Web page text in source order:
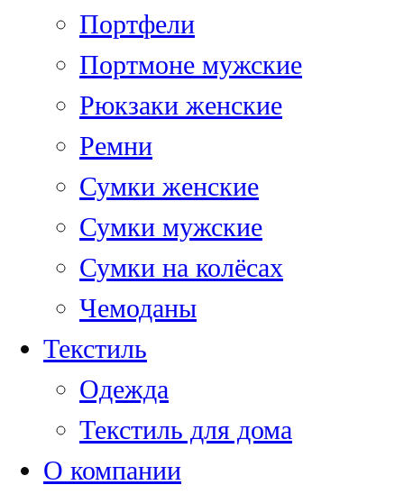
Портфели
Портмоне мужские
Рюкзаки женские
Ремни
Сумки женские
Сумки мужские
Сумки на колёсах
Чемоданы
Текстиль
Одежда
Текстиль для дома
О компании